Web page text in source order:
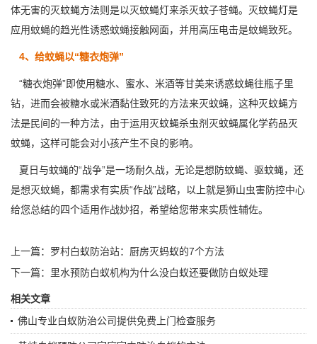
体无害的灭蚊蝇方法则是以灭蚊蝇灯来杀灭蚊子苍蝇。灭蚊蝇灯是
应用蚊蝇的趋光性诱惑蚊蝇接触网面，并用高压电击是蚊蝇致死。
4、给蚊蝇以“糖衣炮弹”
“糖衣炮弹”即使用糖水、蜜水、米酒等甘美来诱惑蚊蝇往瓶子里
钻，进而会被糖水或米酒黏住致死的方法来灭蚊蝇，这种灭蚊蝇方
法是民间的一种方法，由于运用灭蚊蝇杀虫剂灭蚊蝇属化学药品灭
蚊蝇，这样可能会对小孩产生不良的影响。
夏日与蚊蝇的“战争”是一场耐久战，无论是想防蚊蝇、驱蚊蝇，还
是想灭蚊蝇，都需求有实质“作战”战略，以上就是狮山虫害防控中心
给您总结的四个适用作战妙招，希望给您带来实质性辅佐。
上一篇： 罗村白蚁防治站：厨房灭蚂蚁的7个方法
下一篇： 里水预防白蚁机构为什么没白蚁还要做防白蚁处理
相关文章
佛山专业白蚁防治公司提供免费上门检查服务